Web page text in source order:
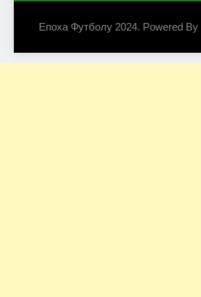
Епоха Футболу 2024. Powered By